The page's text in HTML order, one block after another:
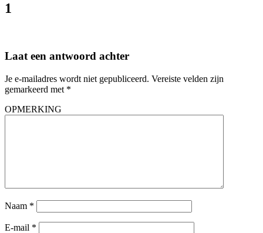
1
Laat een antwoord achter
Je e-mailadres wordt niet gepubliceerd. Vereiste velden zijn
gemarkeerd met *
OPMERKING
Naam *
E-mail *